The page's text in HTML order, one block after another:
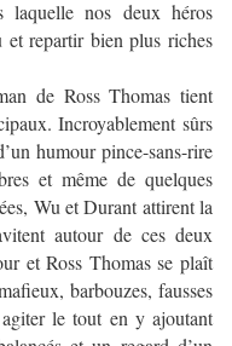
laquelle nos deux héros
repartir bien plus riches
de Ross Thomas tient
Incroyablement sûrs
humour pince-sans-rire
et même de quelques
Wu et Durant attirent la
autour de ces deux
et Ross Thomas se plaît
barbouzes, fausses
le tout en y ajoutant